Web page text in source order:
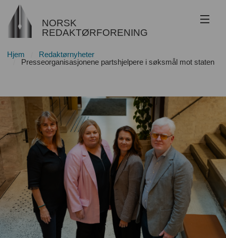
NORSK
REDAKTØRFORENING
Om NR
Etikk
Innsyn
Nyhetsarkiv
Bli medlem
English
Hjem
Redaktørnyheter
Presseorganisasjonene partshjelpere i søksmål mot staten